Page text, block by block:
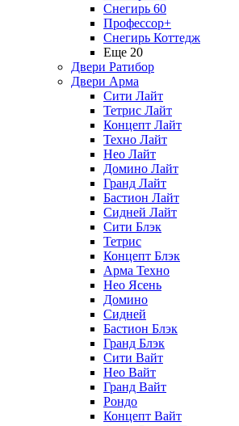
Снегирь 60
Профессор+
Снегирь Коттедж
Еще 20
Двери Ратибор
Двери Арма
Сити Лайт
Тетрис Лайт
Концепт Лайт
Техно Лайт
Нео Лайт
Домино Лайт
Гранд Лайт
Бастион Лайт
Сидней Лайт
Сити Блэк
Тетрис
Концепт Блэк
Арма Техно
Нео Ясень
Домино
Сидней
Бастион Блэк
Гранд Блэк
Сити Вайт
Нео Вайт
Гранд Вайт
Рондо
Концепт Вайт